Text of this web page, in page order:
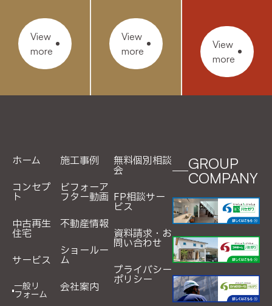
View
more
View
more
View
more
ホーム
コンセプ
ト
中古再生
住宅
サービス
一般リ
フォーム
施工事例
ビフォーア
フター動画
不動産情報
ショールー
ム
会社案内
無料個別相談
会
FP相談サー
ビス
資料請求・お
問い合わせ
プライバシー
ポリシー
GROUP
COMPANY